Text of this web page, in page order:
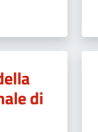
di